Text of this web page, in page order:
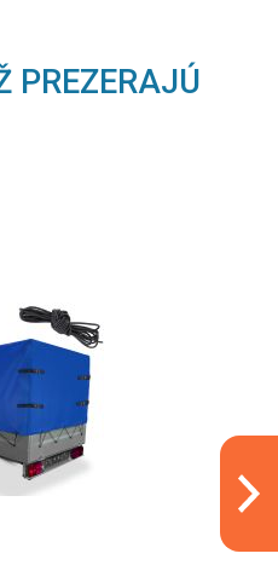
PREZERAJÚ